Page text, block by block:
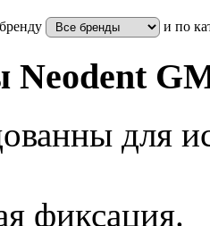
и по
Neodent
для
фиксация.